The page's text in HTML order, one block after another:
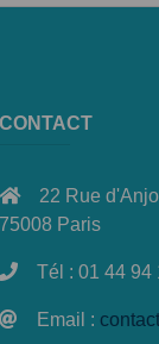
CONTACT
22 Rue
75008 Paris
Tél : 01 44 94
Email :